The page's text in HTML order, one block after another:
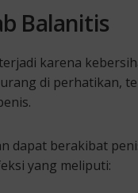
Balanitis
karena
di perhatikan,
dapat berakibat
yang meliputi: